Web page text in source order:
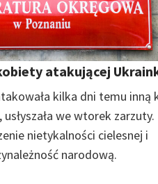
atakującej
kilka dni temu inną
we wtorek zarzuty.
nietykalności cielesnej i
narodową.